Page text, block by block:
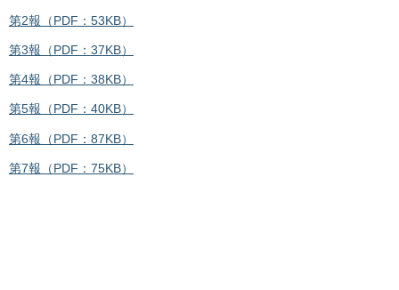
第2報（PDF：53KB）
第3報（PDF：37KB）
第4報（PDF：38KB）
第5報（PDF：40KB）
第6報（PDF：87KB）
第7報（PDF：75KB）